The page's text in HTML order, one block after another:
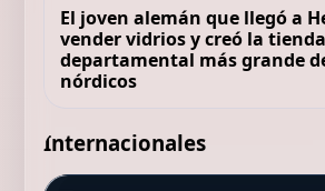
El joven alemán que llegó a
vender vidrios y creó la tienda
departamental más grande
nórdicos
Internacionales